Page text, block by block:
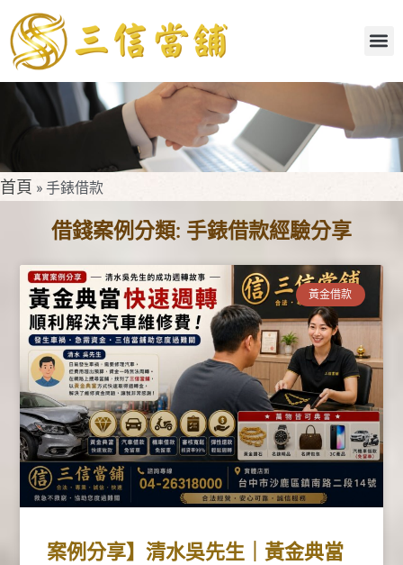
首頁 »手錶借款
借錢案例分類: 手錶借款經驗分享
黃金借款
案例分享】清水吳先生｜黃金典當